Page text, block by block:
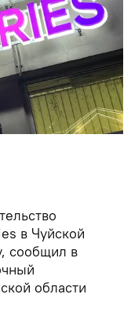
в Чуйской
сообщил в
области